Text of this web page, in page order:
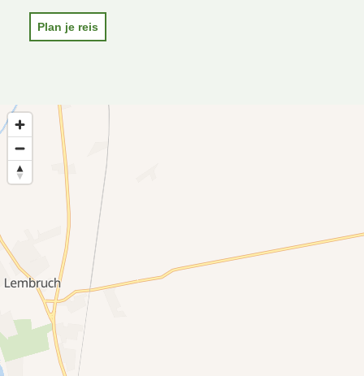
Plan je reis